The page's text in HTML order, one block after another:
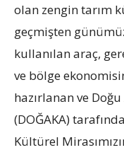
olan zengin tarım
geçmişten
kullanılan araç,
ve bölge
hazırlanan ve
(DOĞAKA)
Kültürel